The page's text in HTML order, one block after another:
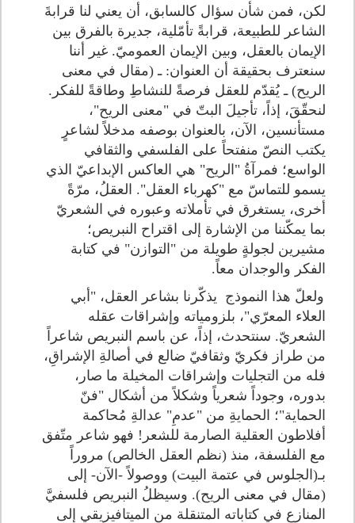
لكن، فمن شأن سؤال كالسابق، أن يعني لنا قرابةَ
الشاعر للطبيعة، قرابةً تأمّلية، جديرة بالفرق بين
الإيمان بالعقل، وبين الإيمان العموميّ. غير أننا
سنعترف بحقيقة أن العنوان: ـ (مقال في معنى
الريح) ـ يُقدّم للعقل فرصةً للنشاطِ وطاقةً للفكر.
لنحقّقَ، إذاً، تأجيلَ البتّ في "معنى الريح"،
مستأنسين، الآن، بالعنوان بوصفه مدخلاً لشاعرٍ
يكتب النصّ منفتحاً على الفلسفي والثقافي
الواسع؛ فمرآةُ "الريح" هي العاكس الإبداعيّ الذي
يسمو للتماسّ مع "كهرباء العقل". العقلُ، مرّةً
أخرى، يستغرق في تأملاته وعبوره في الشعريّ
بما يمكّننا من الإشارة إلى اقتراح النبريص؛
مشيرين لجولةٍ طويلة من "التوازن" في كتابة
الفكر والوجدان معاً.
ولعلّ هذا النموذج يذكّرنا بشاعر العقل، "أبي
العلاء المعرّي"، بلزومياته وإشراقات عقله
الشعريّ. سنتحدث، إذاً، عن باسم النبريص شاعراً
من طراز فكريّ وثقافيّ ضالع في أصالةِ الإشراقِ،
فله من التجليات وإشراقات المخيلة ما صار،
بدوره، وجوداً شعرياً وشكلاً من أشكال "فنّ
الحماية"؛ الحمايةِ من "عدمِ" عدالةِ مُحاكمة
أفلاطون العقلية الصارمة للشعر! فهو شاعر متّفق
مع الفلسفة، منذ (نظم العقل الخالص) مروراً
بـ(الجلوس في عتمة البيت) ووصولاً -الآن- إلى
(مقال في معنى الريح). وسيظلُ النبريص فلسفيَّ
المنازع في كتاباته المتنقلة من الميتافيزيقي إلى